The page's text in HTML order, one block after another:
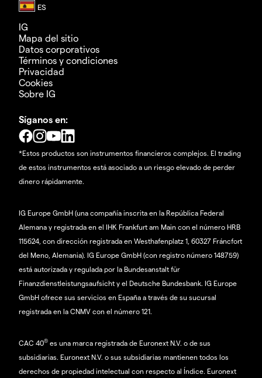
IG
Mapa del sitio
Datos corporativos
Términos y condiciones
Privacidad
Cookies
Sobre IG
Síganos en:
*Estos productos son instrumentos financieros complejos. El trading
de estos instrumentos está asociado a un riesgo elevado de perder
dinero rápidamente.
IG Europe GmbH (una compañía inscrita en la República Federal
Alemana y registrada en el IHK Frankfurt am Main con el número HRB
115624, con dirección registrada en Westhafenplatz 1, 60327 Fráncfort
del Meno, Alemania). IG Europe GmbH (con registro número 148759)
está autorizada y regulada por la Bundesanstalt für
Finanzdienstleistungsaufsicht y el Deutsche Bundesbank. IG Europe
GmbH ofrece sus servicios en España a través de su sucursal
registrada en la CNMV con el número 121.
CAC 40® es una marca registrada de Euronext N.V. o de sus
subsidiarias. Euronext N.V. o sus subsidiarias mantienen todos los
derechos de propiedad intelectual con respecto al Índice. Euronext